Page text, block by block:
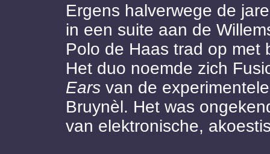
Ergens halverwege de
in een suite aan de
Polo de Haas trad op met
Het duo noemde zich
Earsvan de
Bruynèl. Het was
van elektronische,